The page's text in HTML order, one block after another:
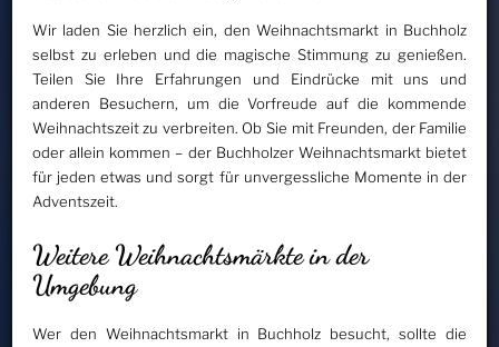
Wir laden Sie herzlich ein, den Weihnachtsmarkt in Buchholz
selbst zu erleben und die magische Stimmung zu genießen.
Teilen Sie Ihre Erfahrungen und Eindrücke mit uns und
anderen Besuchern, um die Vorfreude auf die kommende
Weihnachtszeit zu verbreiten. Ob Sie mit Freunden, der Familie
oder allein kommen – der Buchholzer Weihnachtsmarkt bietet
für jeden etwas und sorgt für unvergessliche Momente in der
Adventszeit.
Weitere Weihnachtsmärkte in der
Umgebung
Wer den Weihnachtsmarkt in Buchholz besucht, sollte die